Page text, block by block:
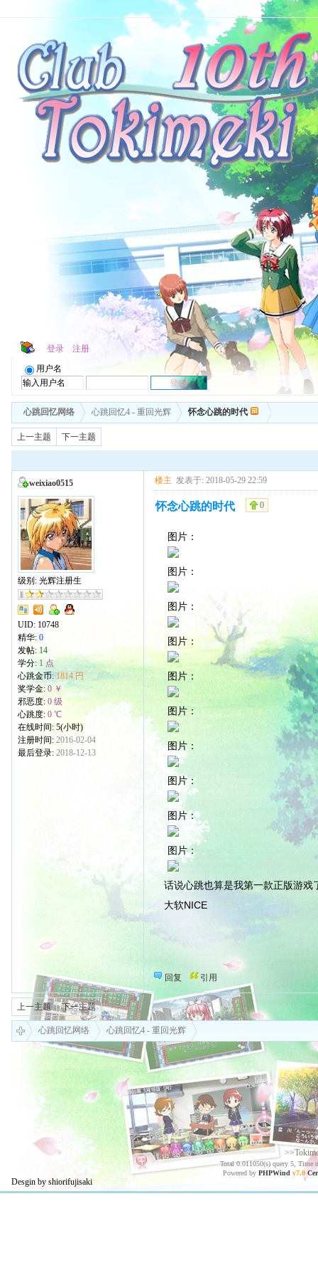
登录 注册
用户名
心跳回忆网络 心跳回忆4 - 重回光辉 怀念心跳的时代
上一主题 下一主题
weixiao0515
级别: 光辉注册生
UID: 10748
精华: 0
发帖: 14
学分: 1 点
心跳金币: 1814 円
奖学金: 0 ￥
邪恶度: 0 级
心跳度: 0 ℃
在线时间: 5(小时)
注册时间: 2016-02-04
最后登录: 2018-12-13
楼主 发表于: 2018-05-29 22:59
怀念心跳的时代 0
图片：
图片：
图片：
图片：
图片：
图片：
图片：
图片：
图片：
图片：
话说心跳也算是我第一款正版游戏
大软NICE
回复 引用
上一主题 下一主题
心跳回忆网络 心跳回忆4 - 重回光辉
Total 0.011050(s) query 5, Time
Powered by PHPWind v7.0
Desgin by shiorifujisaki